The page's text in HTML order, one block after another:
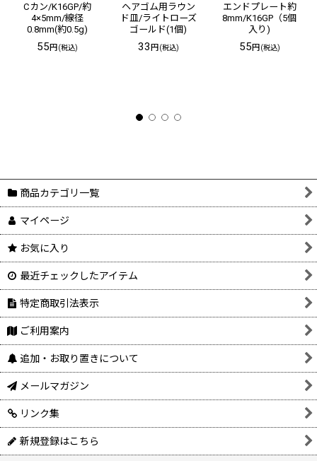
Cカン/K16GP/約
4×5mm/線径
0.8mm(約0.5g)
55円(税込)
ヘアゴム用ラウン
ド皿/ライトローズ
ゴールド(1個)
33円(税込)
エンドプレート約
8mm/K16GP（5個
入り)
55円(税込)
商品カテゴリ一覧
マイページ
お気に入り
最近チェックしたアイテム
特定商取引法表示
ご利用案内
追加・お取り置きについて
メールマガジン
リンク集
新規登録はこちら